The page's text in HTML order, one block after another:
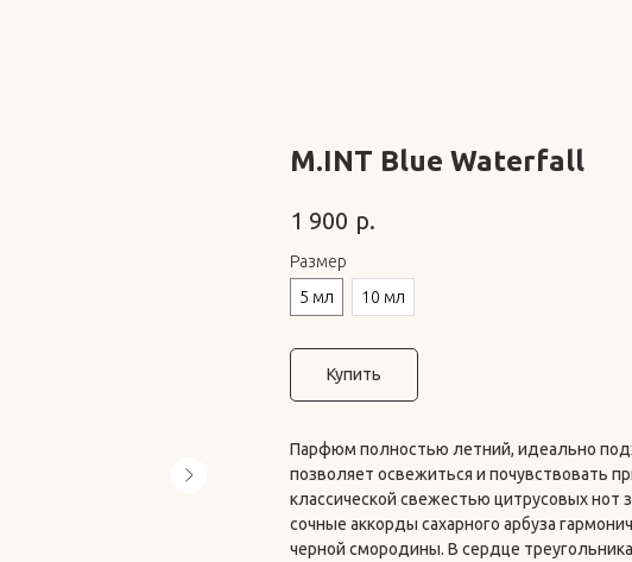
M.INT Blue Waterfall
1 900 р.
Размер
5 мл
10 мл
Купить
Парфюм полностью летний, идеально
позволяет освежиться и почувствовать
классической свежестью цитрусовых нот
сочные аккорды сахарного арбуза
черной смородины. В сердце